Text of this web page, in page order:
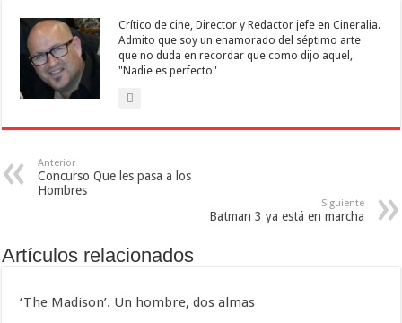
Crítico de cine, Director y Redactor jefe en Cineralia.
Admito que soy un enamorado del séptimo arte
que no duda en recordar que como dijo aquel,
"Nadie es perfecto"
Anterior
Concurso Que les pasa a los
Hombres
Siguiente
Batman 3 ya está en marcha
Artículos relacionados
‘The Madison’. Un hombre, dos almas